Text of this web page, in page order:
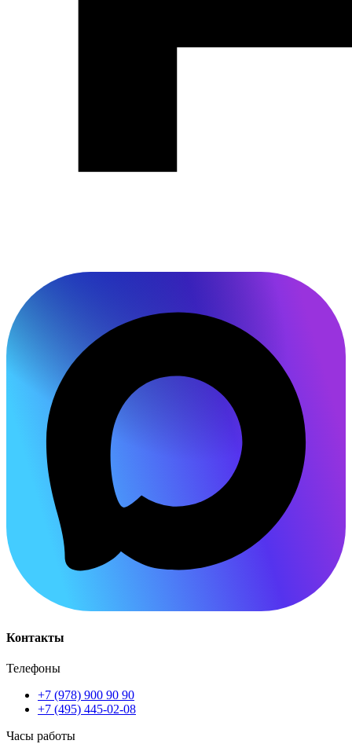
Контакты
Телефоны
+7 (978) 900 90 90
+7 (495) 445-02-08
Часы работы